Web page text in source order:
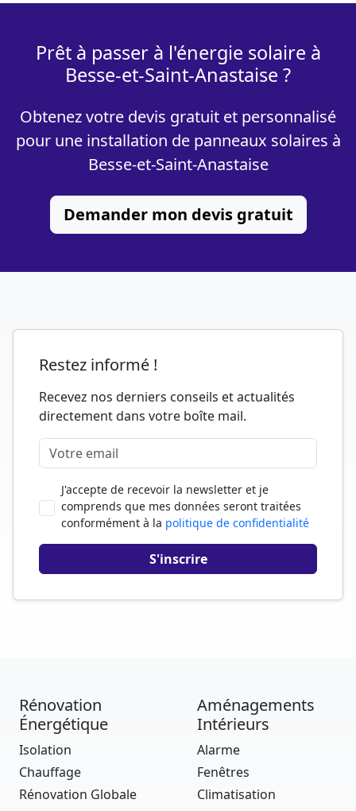
Prêt à passer à l'énergie solaire à
Besse-et-Saint-Anastaise ?
Obtenez votre devis gratuit et personnalisé
pour une installation de panneaux solaires à
Besse-et-Saint-Anastaise
Demander mon devis gratuit
Restez informé !
Recevez nos derniers conseils et actualités
directement dans votre boîte mail.
J'accepte de recevoir la newsletter et je
comprends que mes données seront traitées
conformément à la politique de confidentialité
Rénovation
Énergétique
Isolation
Chauffage
Rénovation Globale
Aménagements
Intérieurs
Alarme
Fenêtres
Climatisation